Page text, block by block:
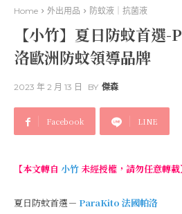
Home 外出用品 防蚊液｜抗菌液
【小竹】夏日防蚊首
洛歐洲防蚊領導品牌
2023 年 2 月 13 日 BY 傑森
Facebook LINE
【本文轉自 小竹未經授權，請勿任意轉載
夏日防蚊首選－ ParaKito 法國帕洛